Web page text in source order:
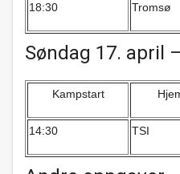
18:30 Tromsø
Søndag 17. april
Kampstart
14:30 TSI